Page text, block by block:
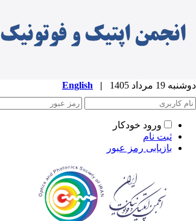
دوشنبه 19 مرداد 1405 |
English
ورود خودکار
ثبت نام
بازیابی رمز عبور